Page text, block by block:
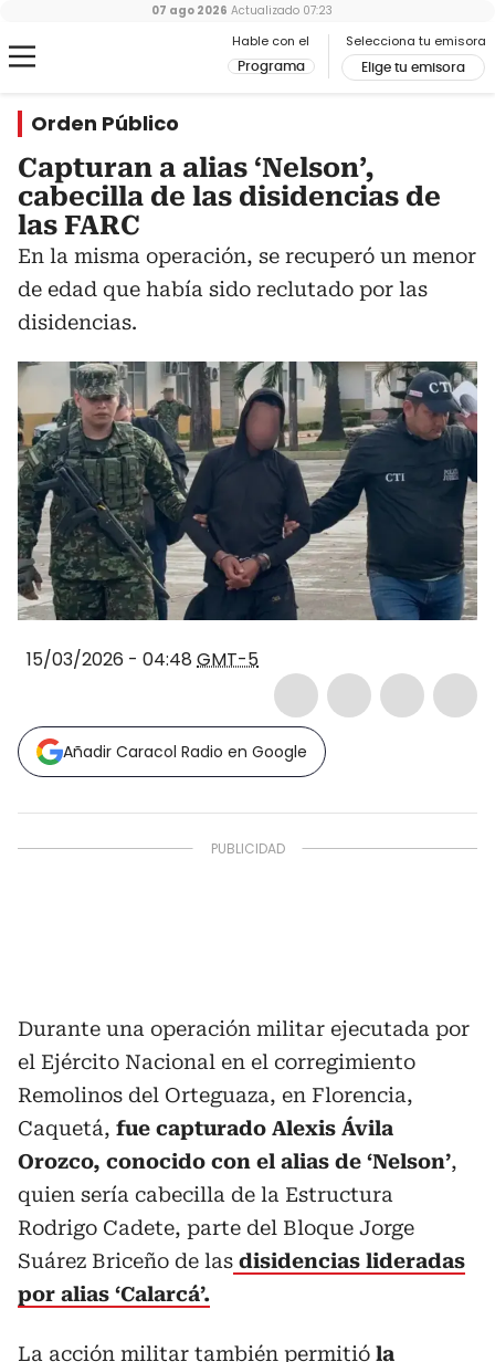
Hable con el
Programa
Selecciona tu emisora
Elige tu emisora
07 ago 2026 Actualizado 07:23
Orden Público
Capturan a alias ‘Nelson’,
cabecilla de las disidencias de
las FARC
En la misma operación, se recuperó un menor
de edad que había sido reclutado por las
disidencias.
15/03/2026 - 04:48 GMT-5
Añadir Caracol Radio en Google
Durante una operación militar ejecutada por
el Ejército Nacional en el corregimiento
Remolinos del Orteguaza, en Florencia,
Caquetá, fue capturado Alexis Ávila
Orozco, conocido con el alias de ‘Nelson’,
quien sería cabecilla de la Estructura
Rodrigo Cadete, parte del Bloque Jorge
Suárez Briceño de las disidencias lideradas
por alias ‘Calarcá’.
La acción militar también permitió la